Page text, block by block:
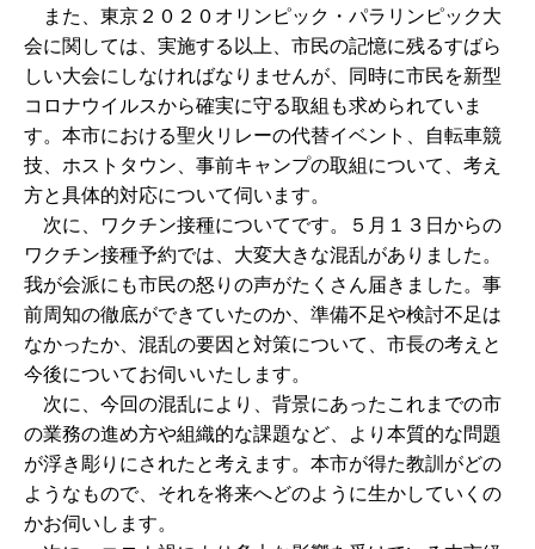
また、東京２０２０オリンピック・パラリンピック大
会に関しては、実施する以上、市民の記憶に残るすばら
しい大会にしなければなりませんが、同時に市民を新型
コロナウイルスから確実に守る取組も求められていま
す。本市における聖火リレーの代替イベント、自転車競
技、ホストタウン、事前キャンプの取組について、考え
方と具体的対応について伺います。
次に、ワクチン接種についてです。５月１３日からの
ワクチン接種予約では、大変大きな混乱がありました。
我が会派にも市民の怒りの声がたくさん届きました。事
前周知の徹底ができていたのか、準備不足や検討不足は
なかったか、混乱の要因と対策について、市長の考えと
今後についてお伺いいたします。
次に、今回の混乱により、背景にあったこれまでの市
の業務の進め方や組織的な課題など、より本質的な問題
が浮き彫りにされたと考えます。本市が得た教訓がどの
ようなもので、それを将来へどのように生かしていくの
かお伺いします。